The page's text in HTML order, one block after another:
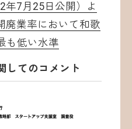
年7月25日公開）よ
業率において和歌
も低い水準
してのコメント